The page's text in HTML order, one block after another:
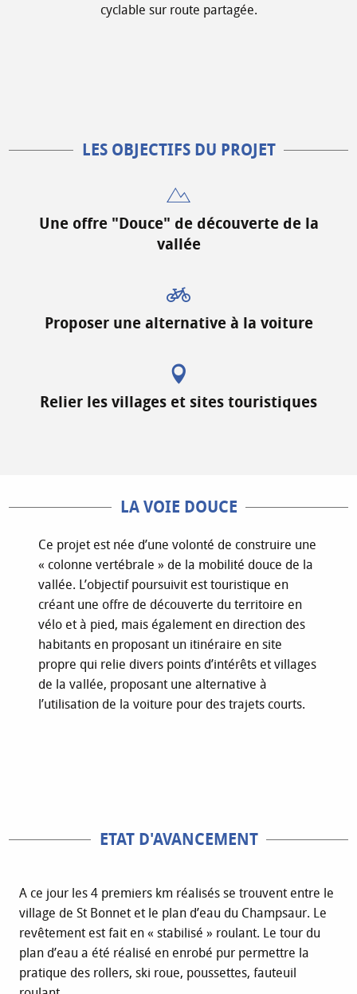
cyclable sur route partagée.
LES OBJECTIFS DU PROJET
Une offre "Douce" de découverte de la
vallée
Proposer une alternative à la voiture
Relier les villages et sites touristiques
LA VOIE DOUCE
Ce projet est née d’une volonté de construire une
« colonne vertébrale » de la mobilité douce de la
vallée. L’objectif poursuivit est touristique en
créant une offre de découverte du territoire en
vélo et à pied, mais également en direction des
habitants en proposant un itinéraire en site
propre qui relie divers points d’intérêts et villages
de la vallée, proposant une alternative à
l’utilisation de la voiture pour des trajets courts.
ETAT D'AVANCEMENT
A ce jour les 4 premiers km réalisés se trouvent entre le
village de St Bonnet et le plan d’eau du Champsaur. Le
revêtement est fait en « stabilisé » roulant. Le tour du
plan d’eau a été réalisé en enrobé pur permettre la
pratique des rollers, ski roue, poussettes, fauteuil